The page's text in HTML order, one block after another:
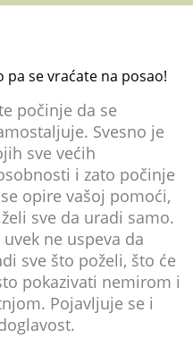
pa se vraćate na posao!
počinje da se
Svesno je
sve većih
i zato počinje
opire vašoj pomoći,
sve da uradi samo.
uvek ne uspeva da
sve što poželi, što će
pokazivati nemirom i
Pojavljuje se i